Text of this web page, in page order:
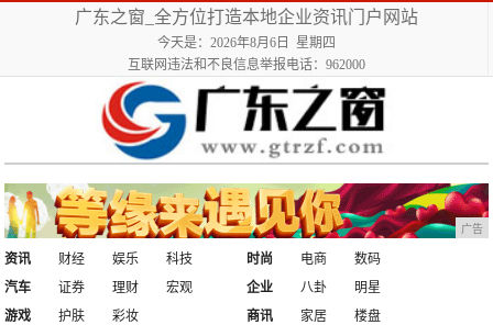
广东之窗_全方位打造本地企业资讯门户网站
今天是：2026年8月6日 星期四
互联网违法和不良信息举报电话：962000
广告
资讯 财经 娱乐
科技
汽车
证券 理财 宏观
时尚 电商
数码
企业
八卦
明星
游戏
护肤
彩妆
商讯 家居
楼盘